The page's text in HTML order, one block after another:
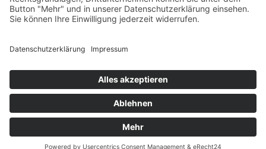
Therapeuten
Kontakt
Sponsoring
Gutscheine
Datenschutz
Alle auf dieser Webseite genannten Behandlungen & Methoden
stellen kein Heilversprechen dar.